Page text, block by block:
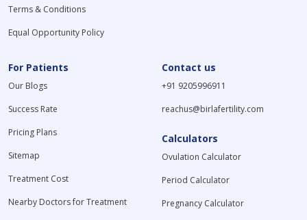
Terms & Conditions
Equal Opportunity Policy
For Patients
Our Blogs
Success Rate
Pricing Plans
Sitemap
Treatment Cost
Nearby Doctors for Treatment
Contact us
+91 9205996911
reachus@birlafertility.com
Calculators
Ovulation Calculator
Period Calculator
Pregnancy Calculator